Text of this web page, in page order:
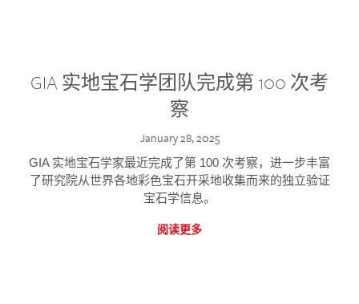
GIA 实地宝石学团队完成第 100 次考
察
January 28, 2025
GIA 实地宝石学家最近完成了第 100 次考察，进一步丰富
了研究院从世界各地彩色宝石开采地收集而来的独立验证
宝石学信息。
阅读更多